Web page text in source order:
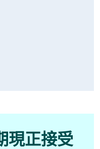
現正接受